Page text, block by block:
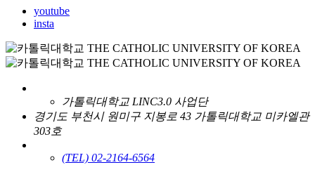
youtube
insta
가톨릭대학교 LINC3.0 사업단
경기도 부천시 원미구 지봉로 43 가톨릭대학교 미카엘관
303호
(TEL) 02-2164-6564